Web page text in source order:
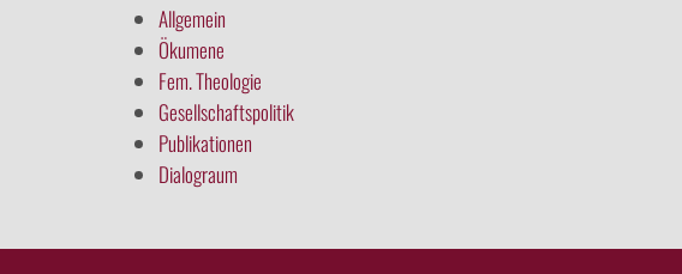
Allgemein
Ökumene
Fem. Theologie
Gesellschaftspolitik
Publikationen
Dialograum